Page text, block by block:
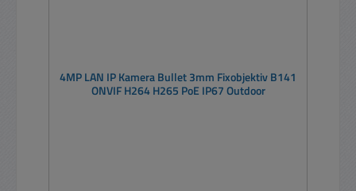
4MP LAN IP Kamera Bullet 3mm Fixobjektiv B141
ONVIF H264 H265 PoE IP67 Outdoor